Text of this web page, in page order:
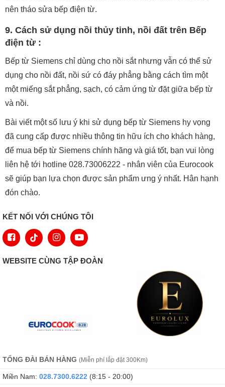
nên tháo sửa bếp điện từ.
9. Cách sử dụng nồi thủy tinh, nồi đất trên Bếp
điện từ :
Bếp từ Siemens chỉ dùng cho nồi sắt nhưng vẫn có thể sử
dụng cho nồi đất, nồi sứ có đáy phẳng bằng cách tìm một
một miếng sắt phẳng, sạch, có cảm ứng từ đặt giữa bếp từ
và nồi.
Bài viết một số lưu ý khi sử dụng bếp từ Siemens hy vọng
đã cung cấp được nhiều thông tin hữu ích cho khách hàng,
để mua bếp từ Siemens chính hãng và giá tốt, bạn vui lòng
liên hệ tới hotline 028.73006222 - nhân viên của Eurocook
sẽ giúp bạn lựa chọn được sản phẩm ưng ý nhất. Hân hạnh
đón chào.
KẾT NỐI VỚI CHÚNG TÔI
WEBSITE CÙNG TẬP ĐOÀN
TỔNG ĐÀI BÁN HÀNG (Miễn phí lắp đặt 300Km)
Miền Nam: 028.7300.6222 (8:15 - 20:00)